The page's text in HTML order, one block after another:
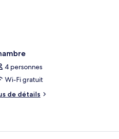
4 personnes
Wi-Fi gratuit
de détails